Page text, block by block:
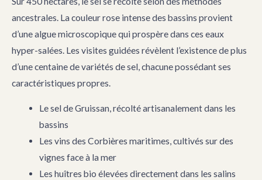
ancestrales. La couleur rose intense des bassins provient
d’une algue microscopique qui prospère dans ces eaux
hyper-salées. Les visites guidées révèlent l’existence de plus
d’une centaine de variétés de sel, chacune possédant ses
caractéristiques propres.
Le sel de Gruissan, récolté artisanalement dans les
bassins
Les vins des Corbières maritimes, cultivés sur des
vignes face à la mer
Les huîtres bio élevées directement dans les salins